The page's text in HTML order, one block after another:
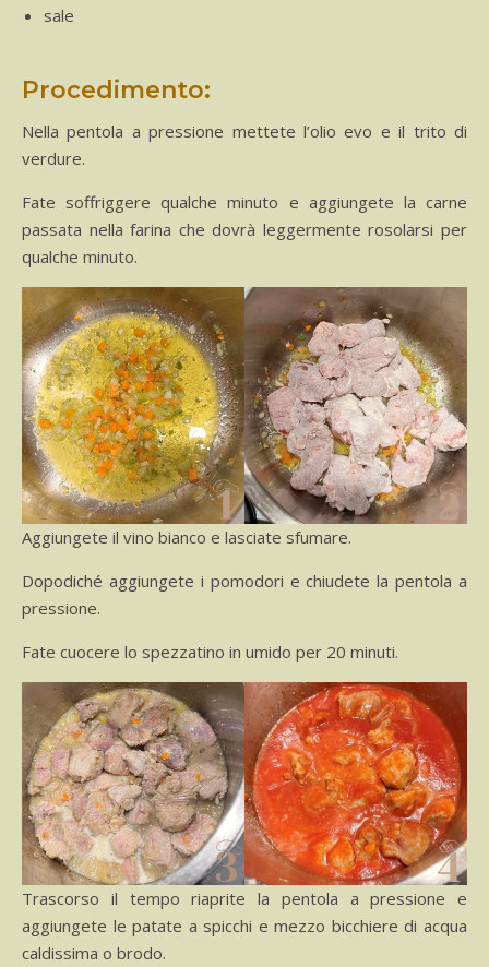
sale
Procedimento:
Nella pentola a pressione mettete l’olio evo e il trito di
verdure.
Fate soffriggere qualche minuto e aggiungete la carne
passata nella farina che dovrà leggermente rosolarsi per
qualche minuto.
Aggiungete il vino bianco e lasciate sfumare.
Dopodiché aggiungete i pomodori e chiudete la pentola a
pressione.
Fate cuocere lo spezzatino in umido per 20 minuti.
Trascorso il tempo riaprite la pentola a pressione e
aggiungete le patate a spicchi e mezzo bicchiere di acqua
caldissima o brodo.